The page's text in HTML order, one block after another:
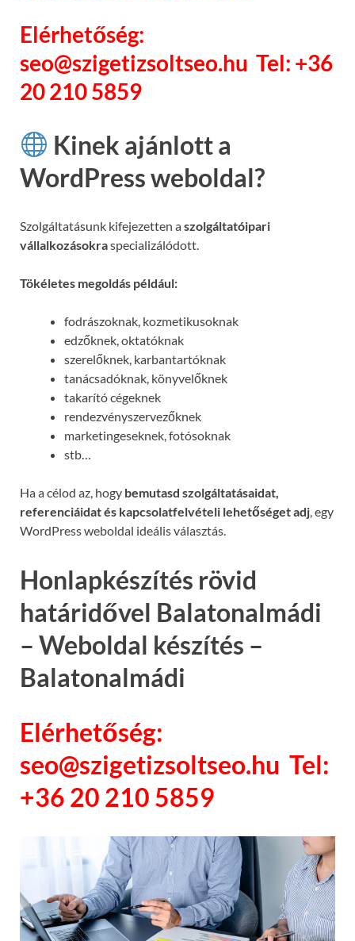
Elérhetőség:
seo@szigetizsoltseo.hu Tel: +36
20 210 5859
Kinek ajánlott a
WordPress weboldal?
Szolgáltatásunk kifejezetten aszolgáltatóipari
vállalkozásokraspecializálódott.
Tökéletes megoldás például:
fodrászoknak, kozmetikusoknak
edzőknek, oktatóknak
szerelőknek, karbantartóknak
tanácsadóknak, könyvelőknek
takarító cégeknek
rendezvényszervezőknek
marketingeseknek, fotósoknak
stb…
Ha a célod az, hogy bemutasd szolgáltatásaidat,
referenciáidat és kapcsolatfelvételi lehetőséget adj , egy
WordPress weboldal ideális választás.
Honlapkészítés rövid
határidővel Balatonalmádi
– Weboldal készítés –
Balatonalmádi
Elérhetőség:
seo@szigetizsoltseo.hu Tel:
+36 20 210 5859